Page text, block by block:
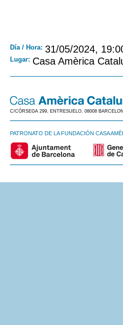
Día / Hora: 31/05/2024,
Lugar: Casa Amèrica
C/CÒRSEGA 299, ENTRESUELO. 08008
PATRONATO DE LA FUNDACIÓN CASA